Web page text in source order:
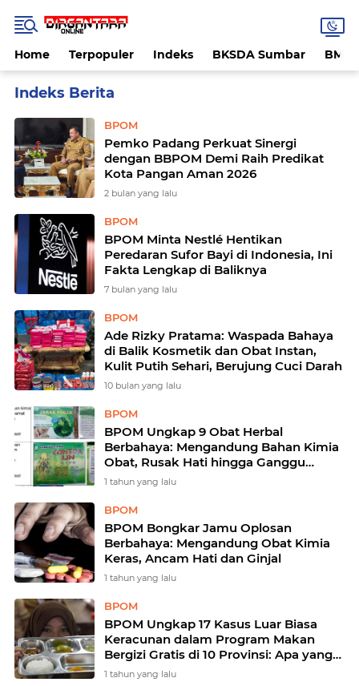
Home Terpopuler Indeks BKSDA Sumbar
BPOM
Pemko Padang Perkuat Sinergi
dengan BBPOM Demi Raih Predikat
Kota Pangan Aman 2026
2 bulan yang lalu
BPOM
BPOM Minta Nestlé Hentikan
Peredaran Sufor Bayi di Indonesia, Ini
Fakta Lengkap di Baliknya
7 bulan yang lalu
BPOM
Ade Rizky Pratama: Waspada Bahaya
di Balik Kosmetik dan Obat Instan,
Kulit Putih Sehari, Berujung Cuci Darah
10 bulan yang lalu
BPOM
BPOM Ungkap 9 Obat Herbal
Berbahaya: Mengandung Bahan Kimia
Obat, Rusak Hati hingga Ganggu
Hormon, Ini Daftarnya
1 tahun yang lalu
BPOM
BPOM Bongkar Jamu Oplosan
Berbahaya: Mengandung Obat Kimia
Keras, Ancam Hati dan Ginjal
1 tahun yang lalu
BPOM
BPOM Ungkap 17 Kasus Luar Biasa
Keracunan dalam Program Makan
Bergizi Gratis di 10 Provinsi: Apa yang
Salah?
1 tahun yang lalu